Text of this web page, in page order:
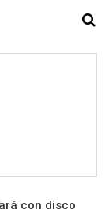
con disco